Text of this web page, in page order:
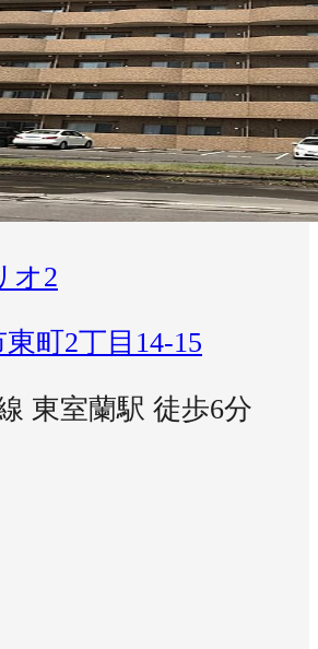
オ2
町2丁目14-15
東室蘭駅 徒歩6分